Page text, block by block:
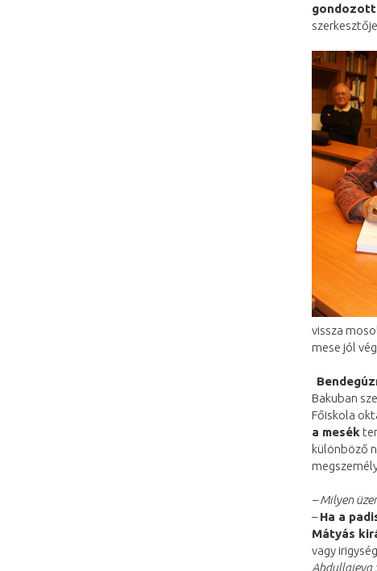
vissza
mese jól
Bakuban
Főiskola
a mesék
különböző
– Milyen
–Ha a
Mátyás
vagy
Abdullajeva